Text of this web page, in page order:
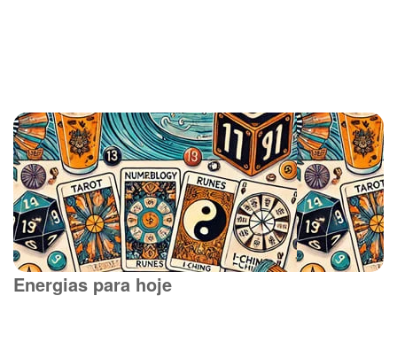
Energias para hoje